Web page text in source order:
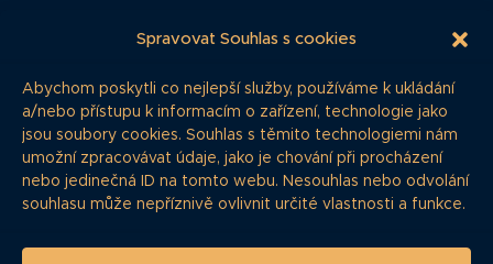
Spravovat Souhlas s cookies
Abychom poskytli co nejlepší služby, používáme k ukládání
a/nebo přístupu k informacím o zařízení, technologie jako
jsou soubory cookies. Souhlas s těmito technologiemi nám
umožní zpracovávat údaje, jako je chování při procházení
nebo jedinečná ID na tomto webu. Nesouhlas nebo odvolání
souhlasu může nepříznivě ovlivnit určité vlastnosti a funkce.
NAVIGACE
Články
Dluhopisář
Časté dotazy